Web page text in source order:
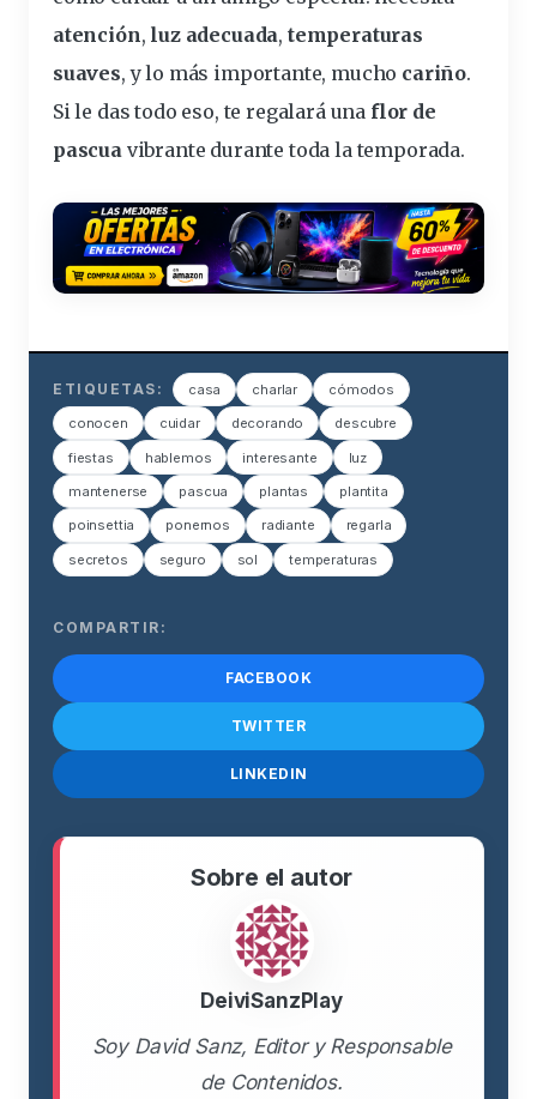
atención, luz adecuada, temperaturas
suaves, y lo más importante, mucho cariño.
Si le das todo eso, te regalará una flor de
pascua vibrante durante toda la temporada.
ETIQUETAS: casa charlar cómodos
conocen cuidar decorando descubre
fiestas hablemos interesante luz
mantenerse pascua plantas plantita
poinsettia ponernos radiante regarla
secretos seguro sol temperaturas
COMPARTIR:
FACEBOOK
TWITTER
LINKEDIN
Sobre el autor
DeiviSanzPlay
Soy David Sanz, Editor y Responsable
de Contenidos.